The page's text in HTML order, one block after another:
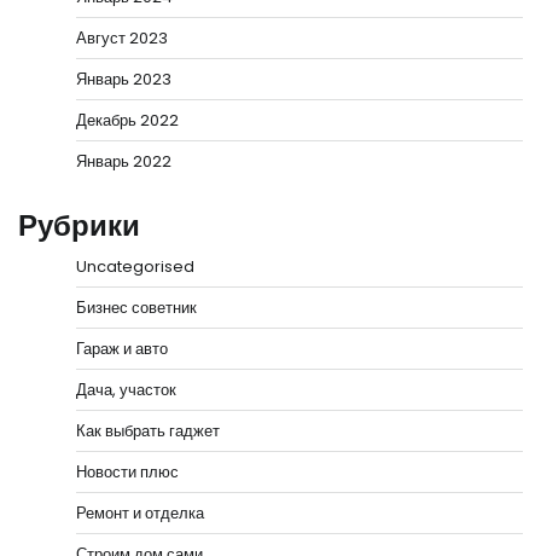
Август 2023
Январь 2023
Декабрь 2022
Январь 2022
Рубрики
Uncategorised
Бизнес советник
Гараж и авто
Дача, участок
Как выбрать гаджет
Новости плюс
Ремонт и отделка